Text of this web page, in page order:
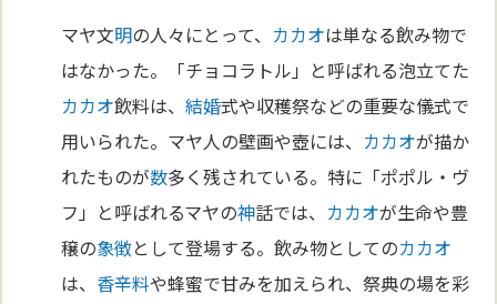
マヤ文明の人々にとって、 カカオは単なる飲み物で
はなかった。「チョコラトル」と呼ばれる泡立てた
カカオ飲料は、結婚式や収穫祭などの重要な儀式で
用いられた。マヤ人の壁画や壺には、 カカオが描か
れたものが数多く残されている。特に「ポポル・ヴ
フ」と呼ばれるマヤの神話では、 カカオが生命や豊
穣の象徴として登場する。飲み物としてのカカオ
は、 香辛料や蜂蜜で甘みを加えられ、祭典の場を彩